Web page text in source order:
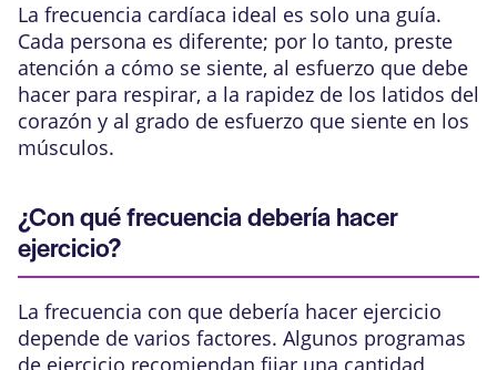
La frecuencia cardíaca ideal es solo una guía.
Cada persona es diferente; por lo tanto, preste
atención a cómo se siente, al esfuerzo que debe
hacer para respirar, a la rapidez de los latidos del
corazón y al grado de esfuerzo que siente en los
músculos.
¿Con qué frecuencia debería hacer
ejercicio?
La frecuencia con que debería hacer ejercicio
depende de varios factores. Algunos programas
de ejercicio recomiendan fijar una cantidad